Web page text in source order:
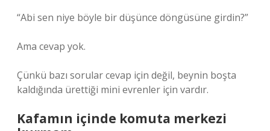
“Abi sen niye böyle bir düşünce döngüsüne girdin?”
Ama cevap yok.
Çünkü bazı sorular cevap için değil, beynin boşta
kaldığında ürettiği mini evrenler için vardır.
Kafamın içinde komuta merkezi